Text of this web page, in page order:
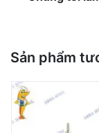
Sản phẩm